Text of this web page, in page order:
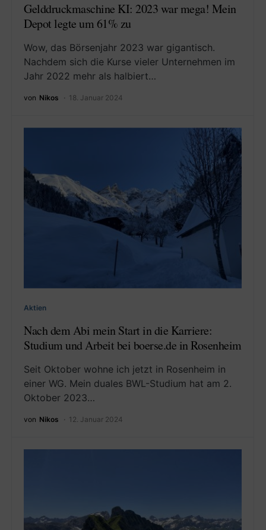
Gelddruckmaschine KI: 2023 war mega! Mein
Depot legte um 61% zu
Wow, das Börsenjahr 2023 war gigantisch.
Nachdem sich die Kurse vieler Unternehmen im
Jahr 2022 mehr als halbiert…
von Nikos 18. Januar 2024
Aktien
Nach dem Abi mein Start in die Karriere:
Studium und Arbeit bei boerse.de in Rosenheim
Seit Oktober wohne ich jetzt in Rosenheim in
einer WG. Mein duales BWL-Studium hat am 2.
Oktober 2023…
von Nikos 12. Januar 2024